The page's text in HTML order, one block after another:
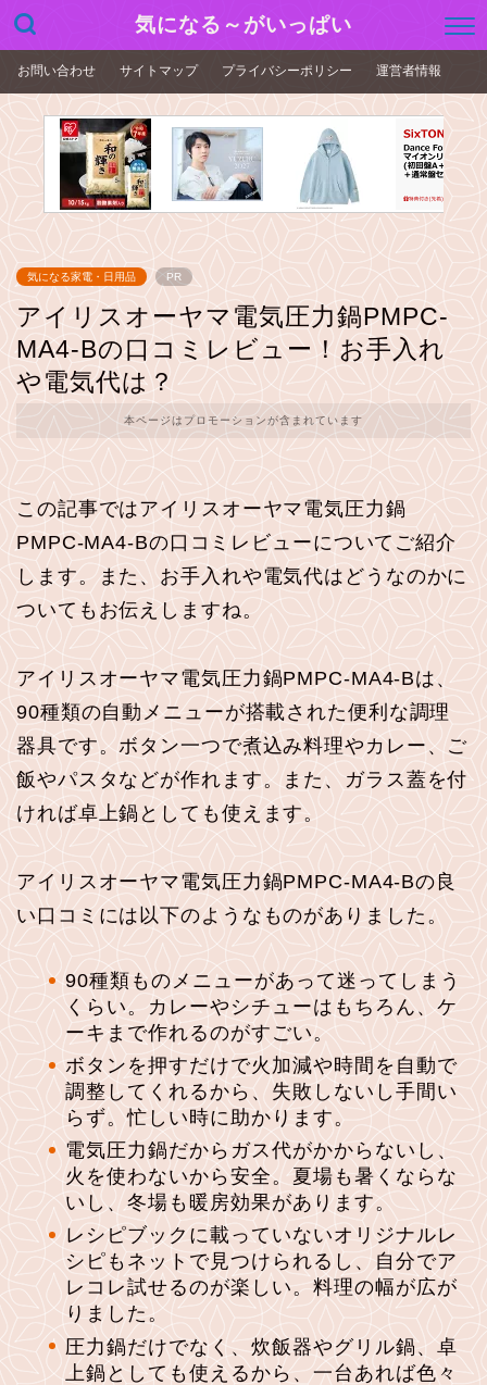
気になる～がいっぱい
お問い合わせ サイトマップ プライバシーポリシー 運営者情報
気になる家電・日用品 PR
アイリスオーヤマ電気圧力鍋PMPC-
MA4-Bの口コミレビュー！お手入れ
や電気代は？
本ページはプロモーションが含まれています
この記事ではアイリスオーヤマ電気圧力鍋
PMPC-MA4-Bの口コミレビューについてご紹介
します。また、お手入れや電気代はどうなのかに
ついてもお伝えしますね。
アイリスオーヤマ電気圧力鍋PMPC-MA4-Bは、
90種類の自動メニューが搭載された便利な調理
器具です。ボタン一つで煮込み料理やカレー、ご
飯やパスタなどが作れます。また、ガラス蓋を付
ければ卓上鍋としても使えます。
アイリスオーヤマ電気圧力鍋PMPC-MA4-Bの良
い口コミには以下のようなものがありました。
90種類ものメニューがあって迷ってしまう
くらい。カレーやシチューはもちろん、ケ
ーキまで作れるのがすごい。
ボタンを押すだけで火加減や時間を自動で
調整してくれるから、失敗しないし手間い
らず。忙しい時に助かります。
電気圧力鍋だからガス代がかからないし、
火を使わないから安全。夏場も暑くならな
いし、冬場も暖房効果があります。
レシピブックに載っていないオリジナルレ
シピもネットで見つけられるし、自分でア
レコレ試せるのが楽しい。料理の幅が広が
りました。
圧力鍋だけでなく、炊飯器やグリル鍋、卓
上鍋としても使えるから、一台あれば色々